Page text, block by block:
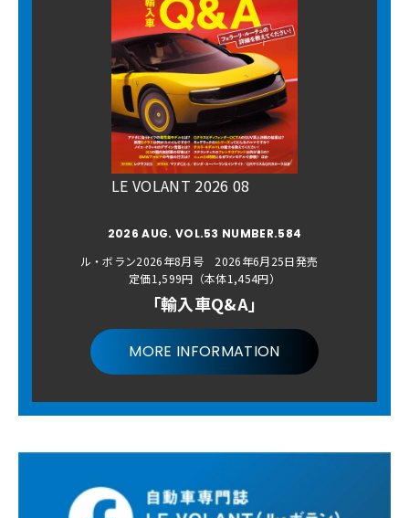
LE VOLANT 2026 08
2026 AUG. VOL.53 NUMBER.584
ル・ボラン2026年8月号 2026年6月25日発売
定価1,599円（本体1,454円）
「輸入車Q&A」
MORE INFORMATION